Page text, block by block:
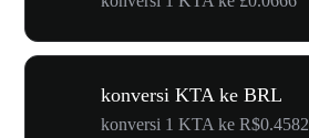
konversi KTA ke BRL
konversi 1 KTA ke R$0.4582